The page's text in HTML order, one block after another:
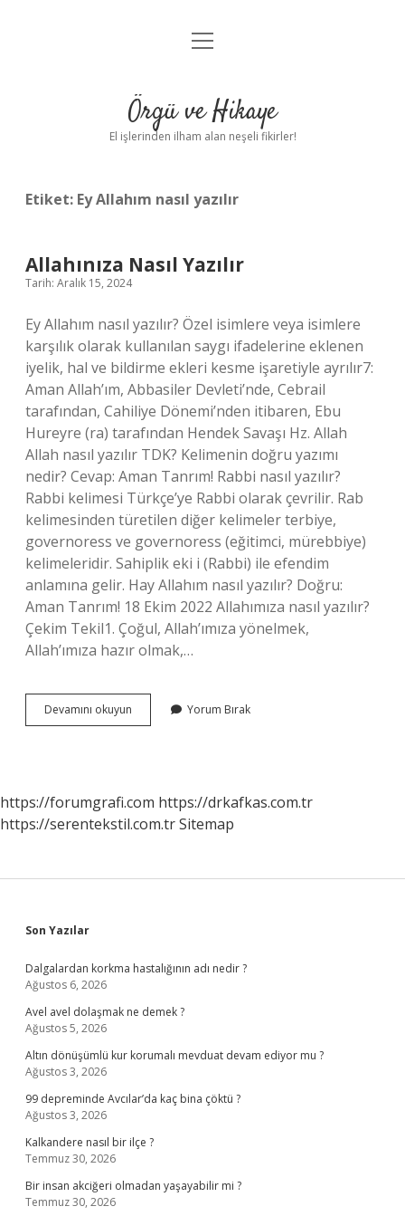
Anasayfa
Yasal Uyarı
menüyü
Örgü ve Hikaye
El işlerinden ilham alan neşeli fikirler!
Etiket: Ey Allahım nasıl yazılır
Allahınıza Nasıl Yazılır
Tarih: Aralık 15, 2024
Ey Allahım nasıl yazılır? Özel isimlere veya isimlere
karşılık olarak kullanılan saygı ifadelerine eklenen
iyelik, hal ve bildirme ekleri kesme işaretiyle ayrılır7:
Aman Allah’ım, Abbasiler Devleti’nde, Cebrail
tarafından, Cahiliye Dönemi’nden itibaren, Ebu
Hureyre (ra) tarafından Hendek Savaşı Hz. Allah
Allah nasıl yazılır TDK? Kelimenin doğru yazımı
nedir? Cevap: Aman Tanrım! Rabbi nasıl yazılır?
Rabbi kelimesi Türkçe’ye Rabbi olarak çevrilir. Rab
kelimesinden türetilen diğer kelimeler terbiye,
governoress ve governoress (eğitimci, mürebbiye)
kelimeleridir. Sahiplik eki i (Rabbi) ile efendim
anlamına gelir. Hay Allahım nasıl yazılır? Doğru:
Aman Tanrım! 18 Ekim 2022 Allahımıza nasıl yazılır?
Çekim Tekil1. Çoğul, Allah’ımıza yönelmek,
Allah’ımıza hazır olmak,…
Devamını okuyun Allahınıza
Nasıl
Yorum Bırak
https://forumgrafi.com https://drkafkas.com.tr
https://serentekstil.com.trSitemap
Sidebar
Son Yazılar
Dalgalardan korkma hastalığının adı nedir ?
Ağustos 6, 2026
Avel avel dolaşmak ne demek ?
Ağustos 5, 2026
Altın dönüşümlü kur korumalı mevduat devam ediyor mu ?
Ağustos 3, 2026
99 depreminde Avcılar’da kaç bina çöktü ?
Ağustos 3, 2026
Kalkandere nasıl bir ilçe ?
Temmuz 30, 2026
Bir insan akciğeri olmadan yaşayabilir mi ?
Temmuz 30, 2026